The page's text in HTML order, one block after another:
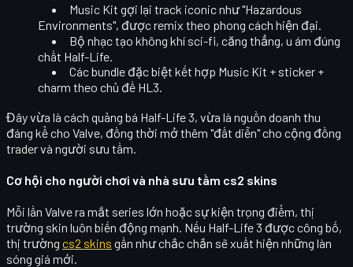
Music Kit gợi lại track iconic như "Hazardous
Environments", được remix theo phong cách hiện đại.
Bộ nhạc tạo không khí sci-fi, căng thẳng, u ám đúng
chất Half-Life.
Các bundle đặc biệt kết hợp Music Kit + sticker +
charm theo chủ đề HL3.
Đây vừa là cách quảng bá Half-Life 3, vừa là nguồn doanh thu
đáng kể cho Valve, đồng thời mở thêm "đất diễn" cho cộng đồng
trader và người sưu tầm.
Cơ hội cho người chơi và nhà sưu tầm cs2 skins
Mỗi lần Valve ra mắt series lớn hoặc sự kiện trọng điểm, thị
trường skin luôn biến động mạnh. Nếu Half-Life 3 được công bố,
thị trường cs2 skins gần như chắc chắn sẽ xuất hiện những làn
sóng giá mới.